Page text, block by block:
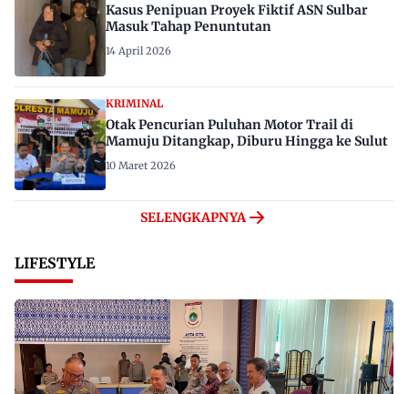
Kasus Penipuan Proyek Fiktif ASN Sulbar
Masuk Tahap Penuntutan
14 April 2026
KRIMINAL
Otak Pencurian Puluhan Motor Trail di
Mamuju Ditangkap, Diburu Hingga ke Sulut
10 Maret 2026
SELENGKAPNYA
LIFESTYLE